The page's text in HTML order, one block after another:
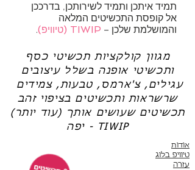
תמיד איתכן ותמיד לשירותכן, בדרככן
אל קופסת התכשיטים המלאה
והמושלמת שלכן – TIWIP (טיוויפ) .
מגוון קולקציות תכשיטי כסף
ותכשיטי אופנה בשלל עיצובים
שרשראות ותכשיטים בציפוי זהב
תכשיטים שעושים אותך (עוד יותר)
יפה - TIWIP
אודות
טיוויפ בלוג
עזרה